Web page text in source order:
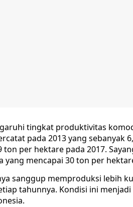
tingkat produktivitas
pada 2013 yang sebanyak
per hektare pada 2017.
mencapai 30 ton per
sanggup memproduksi lebih
tahunnya. Kondisi ini